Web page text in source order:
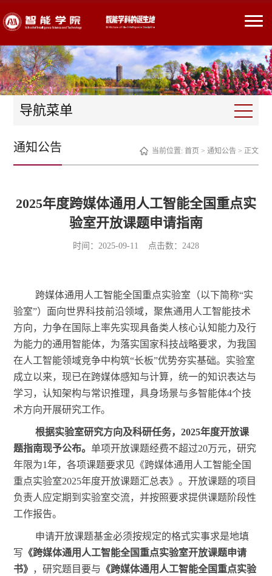
导航菜单
当前位置: 首页 > 通知公告> 正文
通知公告
2025年度跨媒体通用人工智能全国重点实
验室开放课题申请指南
时间：2025-09-11 点击数： 2428
跨媒体通用人工智能全国重点实验室（以下简称“实
验室”）面向世界科技前沿领域，聚焦通用人工智能技术
方向，力争在国际上率先实现具备类人核心认知能力及行
为能力的通用智能体，为落实国家科技战略要求，为我国
在人工智能领域竞争中构筑“长板”优势夯实基础。实验室
成立以来，现已在跨媒体感知与计算，统一的知识表达与
学习，认知架构与常识推理，具身场景与多智能体4个技
术方向开展研究工作。
根据实验室研究方向及科研任务，2025年度开放课
题指南现予公布。单项开放课题经费不超过20万元，研究
年限为1年，各项课题要求见《跨媒体通用人工智能全国
重点实验室2025年度开放课题汇总表》。开放课题的项目
负责人应定期到实验室交流，并按照要求提供课题阶段性
工作报告。
申请开放课题基金必须按规定的格式实事求是地填
写 《跨媒体通用人工智能全国重点实验室开放课题申请
书》 ，研究题目要与 《跨媒体通用人工智能全国重点实验